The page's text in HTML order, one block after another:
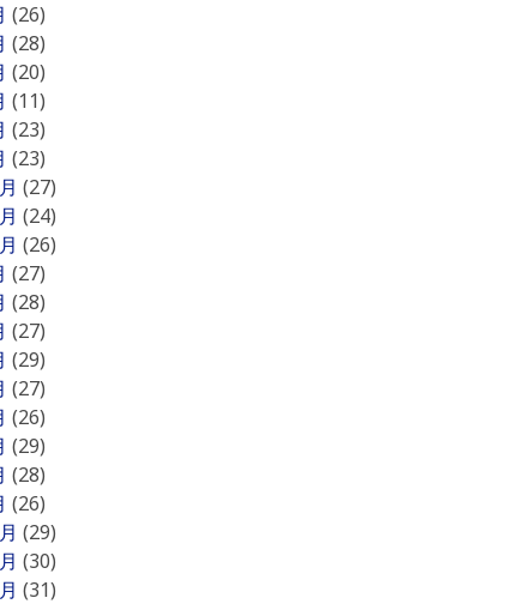
(26)
(28)
(20)
(11)
(23)
(23)
(27)
(24)
(26)
(27)
(28)
(27)
(29)
(27)
(26)
(29)
(28)
(26)
(29)
(30)
(31)